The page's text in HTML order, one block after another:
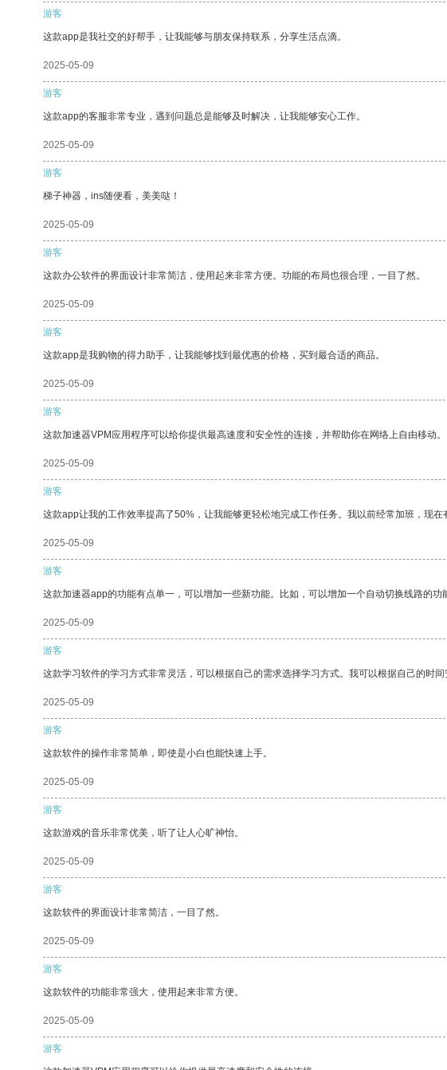
游客
这款app是我社交的好帮手，让我能够与朋友保持联系，分享生活点滴。
2025-05-09
游客
这款app的客服非常专业，遇到问题总是能够及时解决，让我能够安心工作。
2025-05-09
游客
梯子神器，ins随便看，美美哒！
2025-05-09
游客
这款办公软件的界面设计非常简洁，使用起来非常方便。功能的布局也很合理，一目了然。
2025-05-09
游客
这款app是我购物的得力助手，让我能够找到最优惠的价格，买到最合适的商品。
2025-05-09
游客
这款加速器VPM应用程序可以给你提供最高速度和安全性的连接，并帮助你在网络上自由移动。
2025-05-09
游客
这款app让我的工作效率提高了50%，让我能够更轻松地完成工作任务。我以前经常加班，现在
2025-05-09
游客
这款加速器app的功能有点单一，可以增加一些新功能。比如，可以增加一个自动切换线路的
2025-05-09
游客
这款学习软件的学习方式非常灵活，可以根据自己的需求选择学习方式。我可以根据自己的时间
2025-05-09
游客
这款软件的操作非常简单，即使是小白也能快速上手。
2025-05-09
游客
这款游戏的音乐非常优美，听了让人心旷神怡。
2025-05-09
游客
这款软件的界面设计非常简洁，一目了然。
2025-05-09
游客
这款软件的功能非常强大，使用起来非常方便。
2025-05-09
游客